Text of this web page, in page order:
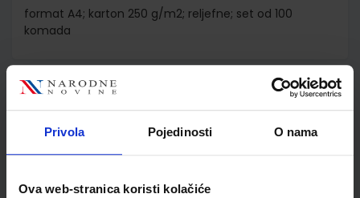
Privola Pojedinosti O nama
Ova web-stranica koristi kolačiće
format A4; karton 250 g/m2; reljefne; set od 100
komada
Šifra proizvoda
934382
Jedinična mjera